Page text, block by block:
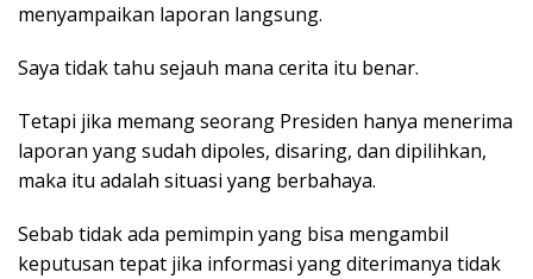
menyampaikan laporan langsung.
Saya tidak tahu sejauh mana cerita itu benar.
Tetapi jika memang seorang Presiden hanya menerima
laporan yang sudah dipoles, disaring, dan dipilihkan,
maka itu adalah situasi yang berbahaya.
Sebab tidak ada pemimpin yang bisa mengambil
keputusan tepat jika informasi yang diterimanya tidak